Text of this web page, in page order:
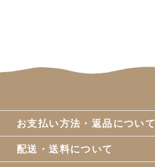
お支払い方法・返品について
配送・送料について